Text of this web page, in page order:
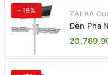
- 19% ZALAA
Đèn Pha
Jsc